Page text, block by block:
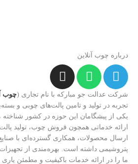
درباره چوب آنلاین
T
e
l
e
g
r
a
m
W
h
a
t
s
a
p
p
I
n
s
t
a
g
r
a
شرکت عدالت جو مبارکه با نام تجاری (چوب
تجربه در تولید و تامین پالت‌های چوبی و
یکی از پیشگامان این حوزه در کشور
ارائه خدماتی همچون فروش چوب، تولید
ارسال محصولات، همکاری گسترده‌ای با
پتروشیمی داشته است. بهره‌مندی از
ما را در ارائه خدمات باکیفیت و مطمئن یاری